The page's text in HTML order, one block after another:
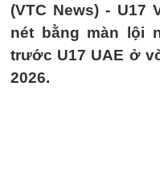
(VTC News) - U17
nét bằng màn lội
trước U17 UAE ở
2026.